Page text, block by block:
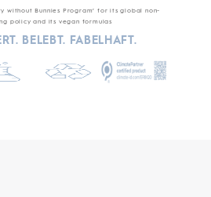
without Bunnies Program’ for its global non-
policy and its vegan formulas
BELEBT. FABELHAFT.